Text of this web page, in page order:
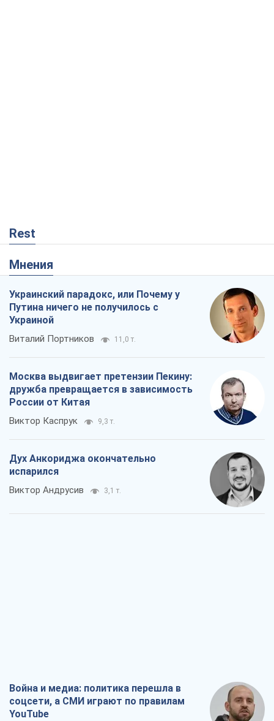
Rest
Мнения
Украинский парадокс, или Почему у
Путина ничего не получилось с
Украиной
Виталий Портников 11,0 т.
Москва выдвигает претензии Пекину:
дружба превращается в зависимость
России от Китая
Виктор Каспрук 9,3 т.
Дух Анкориджа окончательно
испарился
Виктор Андрусив 3,1 т.
Война и медиа: политика перешла в
соцсети, а СМИ играют по правилам
YouTube